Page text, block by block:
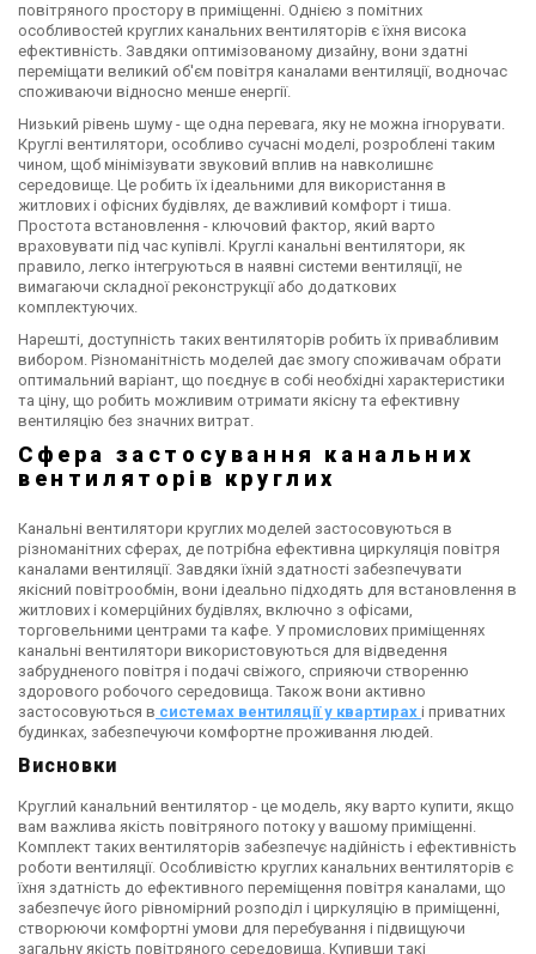
повітряного простору в приміщенні. Однією з помітних
особливостей круглих канальних вентиляторів є їхня висока
ефективність. Завдяки оптимізованому дизайну, вони здатні
переміщати великий об'єм повітря каналами вентиляції, водночас
споживаючи відносно менше енергії.
Низький рівень шуму - ще одна перевага, яку не можна ігнорувати.
Круглі вентилятори, особливо сучасні моделі, розроблені таким
чином, щоб мінімізувати звуковий вплив на навколишнє
середовище. Це робить їх ідеальними для використання в
житлових і офісних будівлях, де важливий комфорт і тиша.
Простота встановлення - ключовий фактор, який варто
враховувати під час купівлі. Круглі канальні вентилятори, як
правило, легко інтегруються в наявні системи вентиляції, не
вимагаючи складної реконструкції або додаткових
комплектуючих.
Нарешті, доступність таких вентиляторів робить їх привабливим
вибором. Різноманітність моделей дає змогу споживачам обрати
оптимальний варіант, що поєднує в собі необхідні характеристики
та ціну, що робить можливим отримати якісну та ефективну
вентиляцію без значних витрат.
Сфера застосування канальних
вентиляторів круглих
Канальні вентилятори круглих моделей застосовуються в
різноманітних сферах, де потрібна ефективна циркуляція повітря
каналами вентиляції. Завдяки їхній здатності забезпечувати
якісний повітрообмін, вони ідеально підходять для встановлення в
житлових і комерційних будівлях, включно з офісами,
торговельними центрами та кафе. У промислових приміщеннях
канальні вентилятори використовуються для відведення
забрудненого повітря і подачі свіжого, сприяючи створенню
здорового робочого середовища. Також вони активно
застосовуються в системах вентиляції у квартирах і приватних
будинках, забезпечуючи комфортне проживання людей.
Висновки
Круглий канальний вентилятор - це модель, яку варто купити, якщо
вам важлива якість повітряного потоку у вашому приміщенні.
Комплект таких вентиляторів забезпечує надійність і ефективність
роботи вентиляції. Особливістю круглих канальних вентиляторів є
їхня здатність до ефективного переміщення повітря каналами, що
забезпечує його рівномірний розподіл і циркуляцію в приміщенні,
створюючи комфортні умови для перебування і підвищуючи
загальну якість повітряного середовища. Купивши такі